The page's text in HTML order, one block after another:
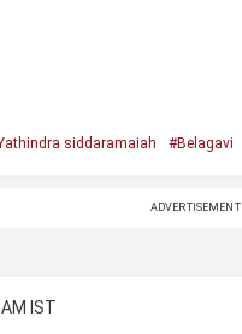
siddaramaiah #Belagavi
ADVERTISEMENT
IST